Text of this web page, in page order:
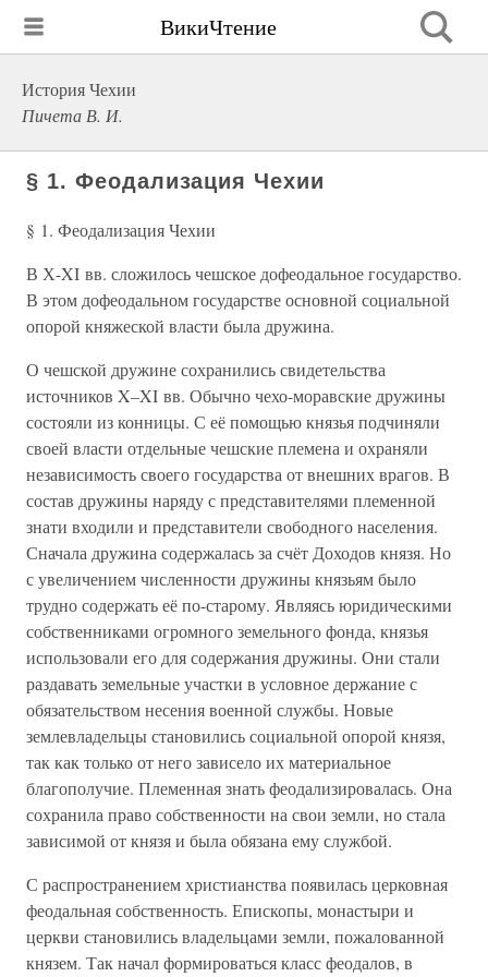
ВикиЧтение
История Чехии
Пичета В. И.
§ 1. Феодализация Чехии
§ 1. Феодализация Чехии
В Х-XI вв. сложилось чешское дофеодальное государство.
В этом дофеодальном государстве основной социальной
опорой княжеской власти была дружина.
О чешской дружине сохранились свидетельства
источников X–XI вв. Обычно чехо-моравские дружины
состояли из конницы. С её помощью князья подчиняли
своей власти отдельные чешские племена и охраняли
независимость своего государства от внешних врагов. В
состав дружины наряду с представителями племенной
знати входили и представители свободного населения.
Сначала дружина содержалась за счёт Доходов князя. Но
с увеличением численности дружины князьям было
трудно содержать её по-старому. Являясь юридическими
собственниками огромного земельного фонда, князья
использовали его для содержания дружины. Они стали
раздавать земельные участки в условное держание с
обязательством несения военной службы. Новые
землевладельцы становились социальной опорой князя,
так как только от него зависело их материальное
благополучие. Племенная знать феодализировалась. Она
сохранила право собственности на свои земли, но стала
зависимой от князя и была обязана ему службой.
С распространением христианства появилась церковная
феодальная собственность. Епископы, монастыри и
церкви становились владельцами земли, пожалованной
князем. Так начал формироваться класс феодалов, в